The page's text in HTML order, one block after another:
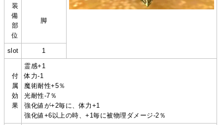
装
備
部
位
脚
slot 1
付
属
効
果
霊感+1
体力-1
魔術耐性+5％
光耐性-7％
強化値が+2毎に、体力+1
強化値+6以上の時、+1毎に被物理ダメージ-2％